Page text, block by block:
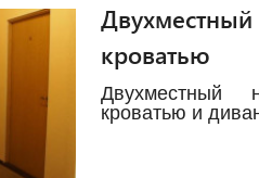
кроватью
кроватью и